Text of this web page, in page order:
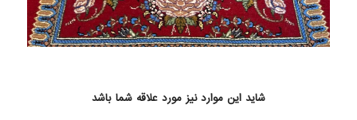
شاید این موارد نیز مورد علاقه شما باشد